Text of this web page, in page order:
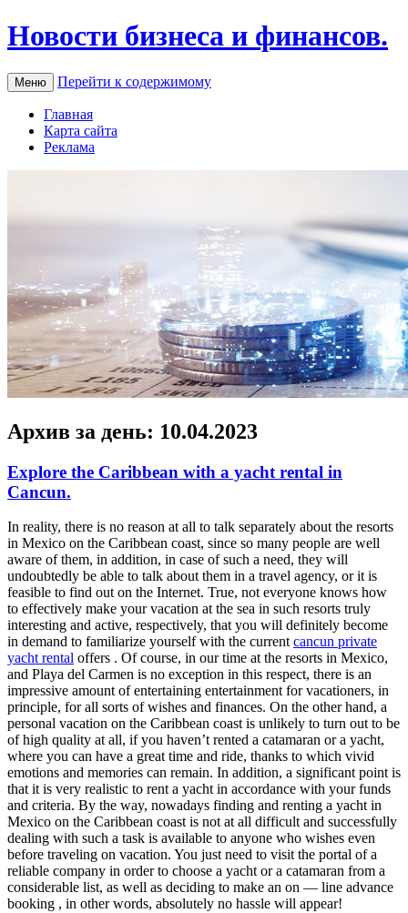
Новости бизнеса и финансов.
Меню Перейти к содержимому
Главная
Карта сайта
Реклама
Архив за день: 10.04.2023
Explore the Caribbean with a yacht rental in
Cancun.
In reality, there is no reason at all to talk separately about the resorts
in Mexico on the Caribbean coast, since so many people are well
aware of them, in addition, in case of such a need, they will
undoubtedly be able to talk about them in a travel agency, or it is
feasible to find out on the Internet. True, not everyone knows how
to effectively make your vacation at the sea in such resorts truly
interesting and active, respectively, that you will definitely become
in demand to familiarize yourself with the currentcancun private
yacht rental offers . Of course, in our time at the resorts in Mexico,
and Playa del Carmen is no exception in this respect, there is an
impressive amount of entertaining entertainment for vacationers, in
principle, for all sorts of wishes and finances. On the other hand, a
personal vacation on the Caribbean coast is unlikely to turn out to be
of high quality at all, if you haven’t rented a catamaran or a yacht,
where you can have a great time and ride, thanks to which vivid
emotions and memories can remain. In addition, a significant point is
that it is very realistic to rent a yacht in accordance with your funds
and criteria. By the way, nowadays finding and renting a yacht in
Mexico on the Caribbean coast is not at all difficult and successfully
dealing with such a task is available to anyone who wishes even
before traveling on vacation. You just need to visit the portal of a
reliable company in order to choose a yacht or a catamaran from a
considerable list, as well as deciding to make an on — line advance
booking , in other words, absolutely no hassle will appear!